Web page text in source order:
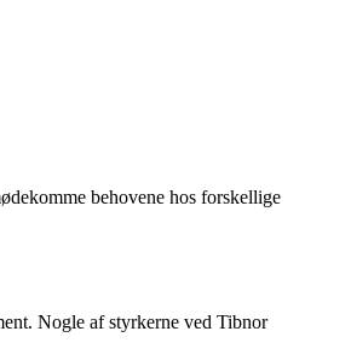
behovene hos forskellige
Nogle af styrkerne ved Tibnor